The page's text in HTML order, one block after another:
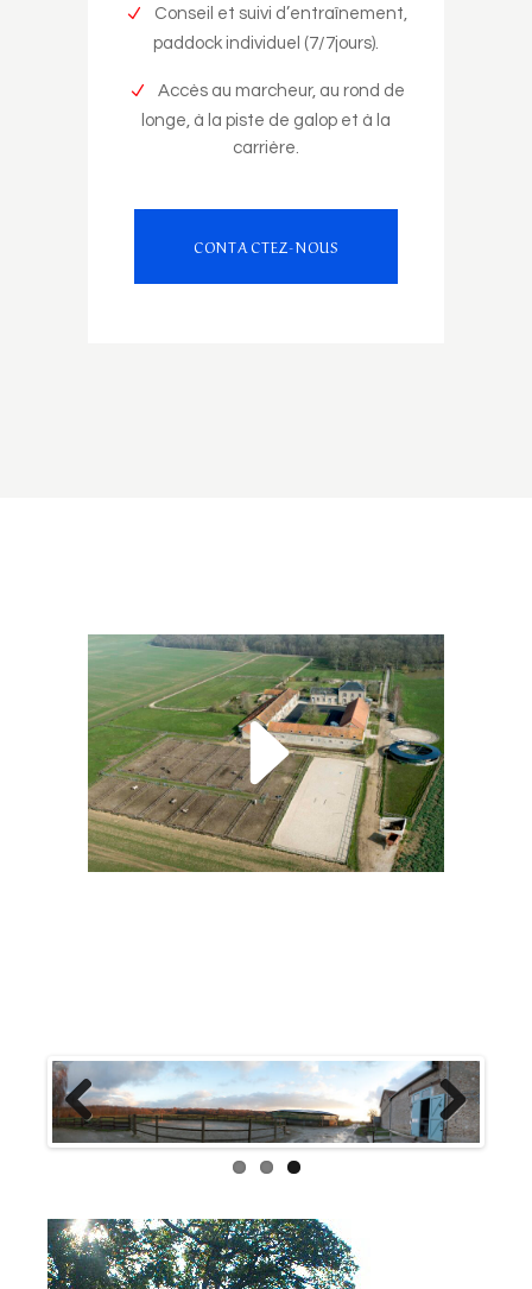
Conseil et suivi d’entraînement,
paddock individuel (7/7jours).
Accès au marcheur, au rond de
longe, à la piste de galop et à la
carrière.
CONTACTEZ-NOUS